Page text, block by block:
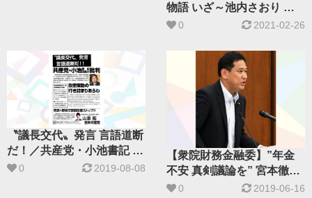
物語 いざ～池内さおり 衆
院東京比例予定候補
0 2021-02-26
〝議長交代〟発言 言語道断
だ！／共産党・小池書記 局
長が批判
0 2019-08-08
【衆院財務金融委】”年金
不安 真剣議論を” 宮本徹議
員「２０００万」否定論を
0 2019-06-16